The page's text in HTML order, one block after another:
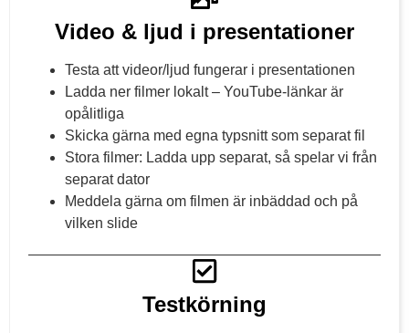
Video & ljud i presentationer
Testa att videor/ljud fungerar i presentationen
Ladda ner filmer lokalt – YouTube-länkar är
opålitliga
Skicka gärna med egna typsnitt som separat fil
Stora filmer: Ladda upp separat, så spelar vi från
separat dator
Meddela gärna om filmen är inbäddad och på
vilken slide
Testkörning